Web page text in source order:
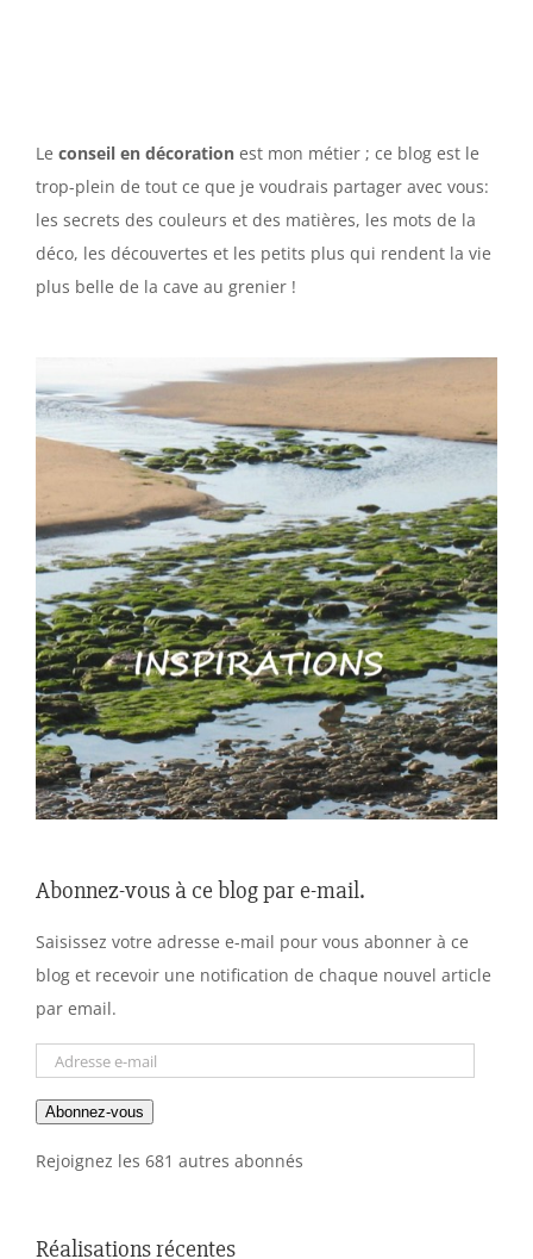
Le conseil en décoration est mon métier ; ce blog est le
trop-plein de tout ce que je voudrais partager avec vous:
les secrets des couleurs et des matières, les mots de la
déco, les découvertes et les petits plus qui rendent la vie
plus belle de la cave au grenier !
Abonnez-vous à ce blog par e-mail.
Saisissez votre adresse e-mail pour vous abonner à ce
blog et recevoir une notification de chaque nouvel article
par email.
Adresse
mail
Abonnez-vous
Rejoignez les 681 autres abonnés
Réalisations récentes